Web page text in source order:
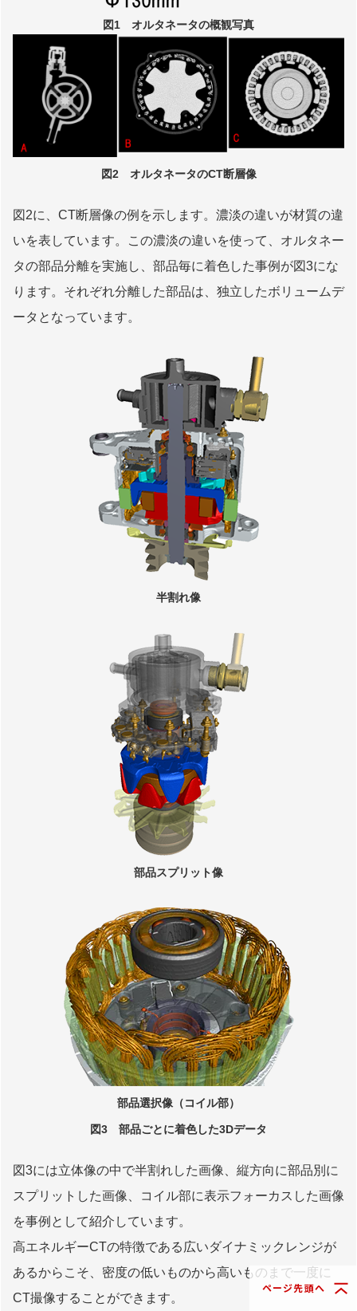
図1 オルタネータの概観写真
図2 オルタネータのCT断層像
図2に、CT断層像の例を示します。濃淡の違いが材質の違
いを表しています。この濃淡の違いを使って、オルタネー
タの部品分離を実施し、部品毎に着色した事例が図3にな
ります。それぞれ分離した部品は、独立したボリュームデ
ータとなっています。
半割れ像
部品スプリット像
部品選択像（コイル部）
図3 部品ごとに着色した3Dデータ
図3には立体像の中で半割れした画像、縦方向に部品別に
スプリットした画像、コイル部に表示フォーカスした画像
を事例として紹介しています。
高エネルギーCTの特徴である広いダイナミックレンジが
あるからこそ、密度の低いものから高いものまで一度に
CT撮像することができます。
ページ先頭へ